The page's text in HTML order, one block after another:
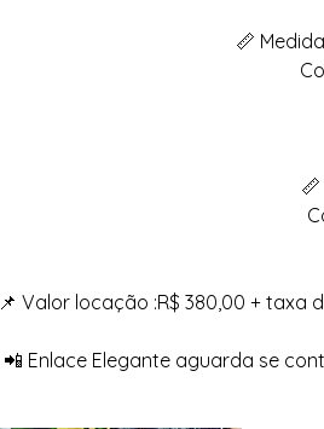
📏
📌 Valor locação :R$ 380,00 +